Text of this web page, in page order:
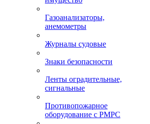
Газоанализаторы,
анемометры
Журналы судовые
Знаки безопасности
Ленты оградительные,
сигнальные
Противопожарное
оборудование с РМРС